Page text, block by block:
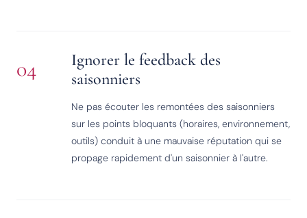
04
Ignorer le feedback des
saisonniers
Ne pas écouter les remontées des saisonniers
sur les points bloquants (horaires, environnement,
outils) conduit à une mauvaise réputation qui se
propage rapidement d'un saisonnier à l'autre.